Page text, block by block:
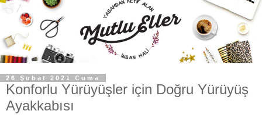
26 Şubat 2021 Cuma
Konforlu Yürüyüşler için Doğru Yürüyüş
Ayakkabısı